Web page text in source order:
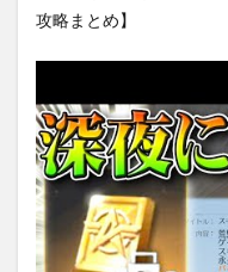
攻略まとめ】